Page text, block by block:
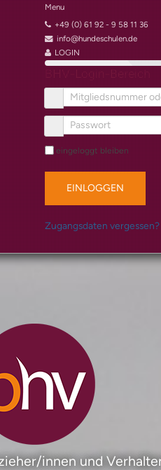
Menu
+49 (0) 61 92 - 9 58 11 36
info@hundeschulen.de
LOGIN
eingeloggt bleiben
EINLOGGEN
Zugangsdaten vergessen?
innen und